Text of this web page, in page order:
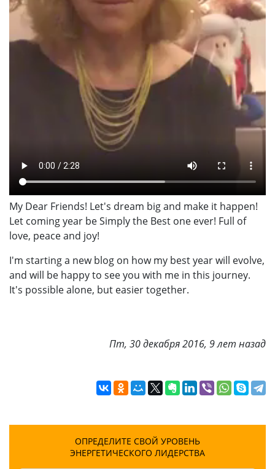
My Dear Friends! Let's dream big and make it happen!
Let coming year be Simply the Best one ever! Full of
love, peace and joy!
I'm starting a new blog on how my best year will evolve,
and will be happy to see you with me in this journey.
It's possible alone, but easier together.
Пт, 30 декабря 2016, 9 лет назад
ОПРЕДЕЛИТЕ СВОЙ УРОВЕНЬ
ЭНЕРГЕТИЧЕСКОГО ЛИДЕРСТВА